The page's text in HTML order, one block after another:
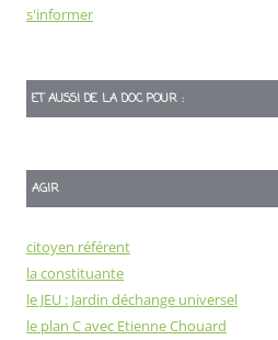
s'informer
ET AUSSI DE LA DOC POUR :
AGIR
citoyen référent
la constituante
le JEU : Jardin déchange universel
le plan C avec Etienne Chouard